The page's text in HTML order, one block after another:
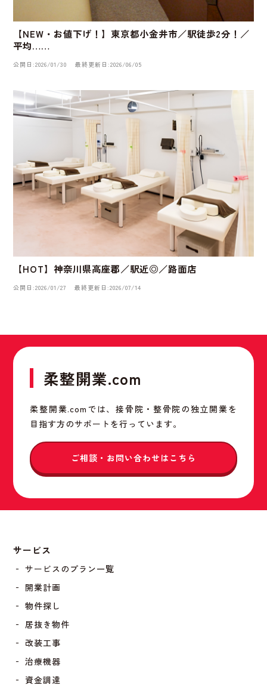
【NEW・お値下げ！】東京都小金井市／駅徒歩2分！／
平均……
公開日:2026/01/30 最終更新日:2026/06/05
【HOT】神奈川県高座郡／駅近◎／路面店
公開日:2026/01/27 最終更新日:2026/07/14
柔整開業.com
柔整開業.comでは、接骨院・整骨院の独立開業を
目指す方のサポートを行っています。
ご相談・お問い合わせはこちら
サービス
‐ サービスのプラン一覧
‐ 開業計画
‐ 物件探し
‐ 居抜き物件
‐ 改装工事
‐ 治療機器
‐ 資金調達